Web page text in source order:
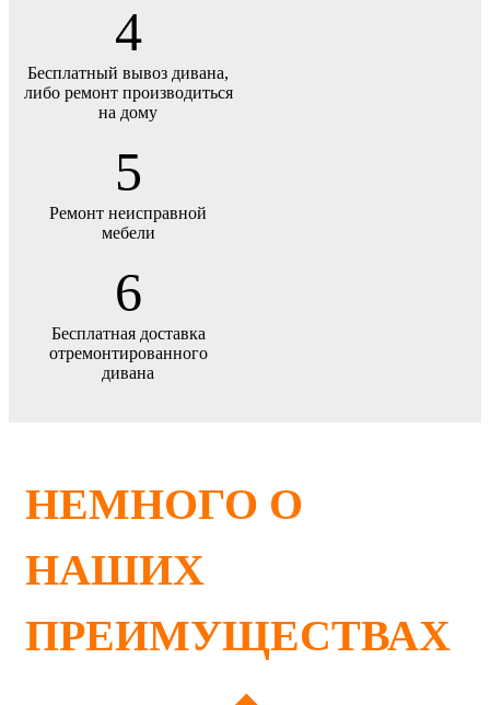
4
Бесплатный вывоз дивана,
либо ремонт производиться
на дому
5
Ремонт неисправной
мебели
6
Бесплатная доставка
отремонтированного
дивана
НЕМНОГО О
НАШИХ
ПРЕИМУЩЕСТВАХ